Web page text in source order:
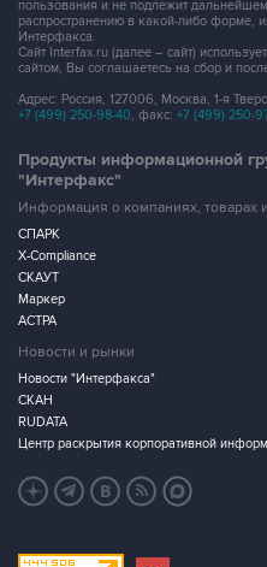
пользования и не подлежит
распространению в какой-либо форме,
Интерфакса.
Сайт Interfax.ru (далее – сайт)
сайтом, Вы соглашаетесь на сбор и
Адрес: Россия, 127006, Москва, 1-я
+7 (499) 250-98-40, факс: +7 (499) 250-
Продукты информационной
"Интерфакс"
Информация о компаниях, товарах
СПАРК
X-Compliance
СКАУТ
Маркер
АСТРА
Новости и рынки
Новости "Интерфакса"
СКАН
RUDATA
Центр раскрытия корпоративной